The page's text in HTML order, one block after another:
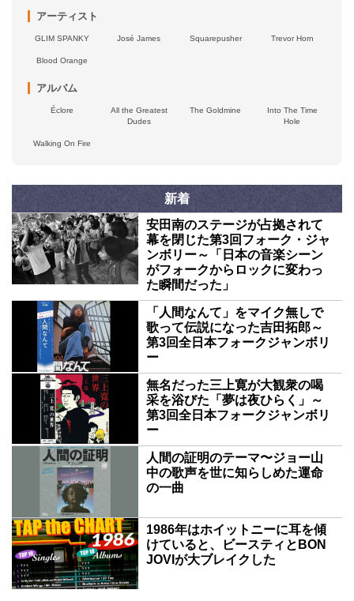
アーティスト
GLIM SPANKY José James Squarepusher Trevor Horn
Blood Orange
アルバム
Éclore
All the Greatest
Dudes
The Goldmine
Into The Time
Hole
Walking On Fire
新着
安田南のステージが占拠されて
幕を閉じた第3回フォーク・ジャ
ンボリー～「日本の音楽シーン
がフォークからロックに変わっ
た瞬間だった」
「人間なんて」をマイク無しで
歌って伝説になった吉田拓郎～
第3回全日本フォークジャンボリ
ー
無名だった三上寛が大観衆の喝
采を浴びた「夢は夜ひらく」～
第3回全日本フォークジャンボリ
ー
人間の証明のテーマ〜ジョー山
中の歌声を世に知らしめた運命
の一曲
1986年はホイットニーに耳を傾
けていると、ビースティとBON
JOVIが大ブレイクした